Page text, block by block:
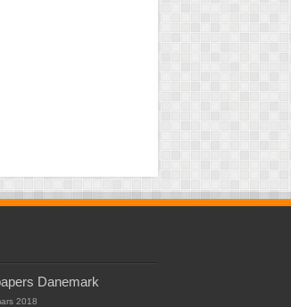
Danemark
2018